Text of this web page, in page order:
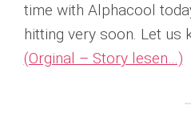
time with Alphacool
hitting very soon. Let us
(Orginal – Story lesen…)